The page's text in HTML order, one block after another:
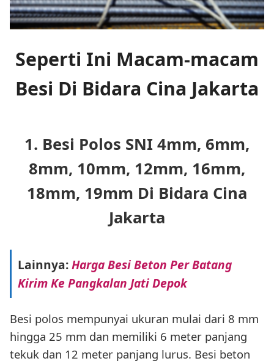
Seperti Ini Macam-macam
Besi Di Bidara Cina Jakarta
1. Besi Polos SNI 4mm, 6mm,
8mm, 10mm, 12mm, 16mm,
18mm, 19mm Di Bidara Cina
Jakarta
Lainnya:Harga Besi Beton Per Batang
Kirim Ke Pangkalan Jati Depok
Besi polos mempunyai ukuran mulai dari 8 mm
hingga 25 mm dan memiliki 6 meter panjang
tekuk dan 12 meter panjang lurus. Besi beton